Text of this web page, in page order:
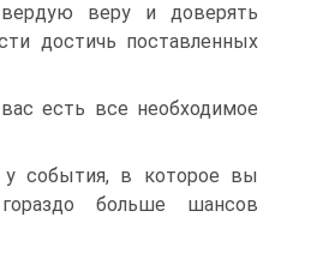
веру и доверять
достичь поставленных
есть все необходимое
у события, в которое вы
больше шансов